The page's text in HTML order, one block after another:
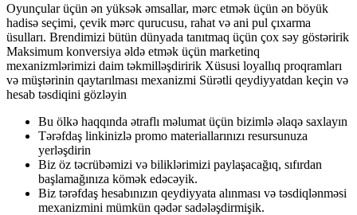
Oyunçular üçün ən yüksək əmsallar, mərc etmək üçün ən böyük
hadisə seçimi, çevik mərc qurucusu, rahat və ani pul çıxarma
üsulları. Brendimizi bütün dünyada tanıtmaq üçün çox səy göstəririk
Maksimum konversiya əldə etmək üçün marketinq
mexanizmlərimizi daim təkmilləşdiririk Xüsusi loyallıq proqramları
və müştərinin qaytarılması mexanizmi Sürətli qeydiyyatdan keçin və
hesab təsdiqini gözləyin
Bu ölkə haqqında ətraflı məlumat üçün bizimlə əlaqə saxlayın
Tərəfdaş linkinizlə promo materiallarınızı resursunuza
yerləşdirin
Biz öz təcrübəmizi və biliklərimizi paylaşacağıq, sıfırdan
başlamağınıza kömək edəcəyik.
Biz tərəfdaş hesabınızın qeydiyyata alınması və təsdiqlənməsi
mexanizmini mümkün qədər sadələşdirmişik.